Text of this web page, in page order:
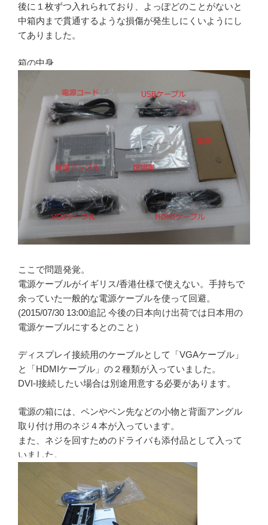
後に１枚ずつ入れられており、よっぽどのことがないと
中箱内まで貫通するような損傷が発生しにくいようにし
てありました。
箱の中身
ここで問題発覚。
電源ケーブルがイギリス/香港仕様で使えない。手持ちで
余っていた一般的な電源ケーブルを使って回避。
(2015/07/30 13:00追記 今後の日本向け出荷では日本用の
電源ケーブルにするとのこと）
ディスプレイ接続用のケーブルとして「VGAケーブル」
と「HDMIケーブル」の２種類が入っていました。
DVI-I接続したい場合は別途用意する必要があります。
電源の箱には、ペンやペン先などの小物と背面アングル
取り付け用のネジ４本が入っています。
また、ネジを回すためのドライバも添付品として入って
いました。